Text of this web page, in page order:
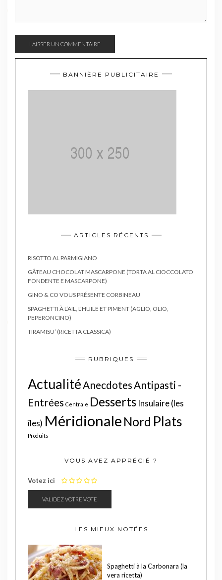
BANNIÈRE PUBLICITAIRE
ARTICLES RÉCENTS
RISOTTO AL PARMIGIANO
GÂTEAU CHOCOLAT MASCARPONE (TORTA AL CIOCCOLATO
FONDENTE E MASCARPONE)
GINO & CO VOUS PRÉSENTE CORBINEAU
SPAGHETTI À L’AIL, L’HUILE ET PIMENT (AGLIO, OLIO,
PEPERONCINO)
TIRAMISU’ (RICETTA CLASSICA)
RUBRIQUES
Actualité Anecdotes Antipasti -
Entrées Centrale Desserts Insulaire (les
îles) Méridionale Nord Plats
Produits
VOUS AVEZ APPRÉCIÉ ?
Votez ici 1 2 3 4 5
LES MIEUX NOTÉES
Spaghetti à la Carbonara (la
vera ricetta)